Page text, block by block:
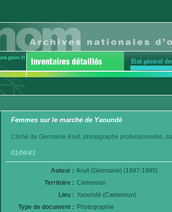
Femmes sur le marché de Yaoundé
Cliché de Germaine Krull, photographe professionnelle,
01/06/43
Auteur : Krull (Germaine) (1897-1985)
Territoire : Cameroun
Lieu : Yaoundé (Cameroun)
Type de document : Photographie